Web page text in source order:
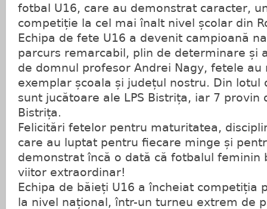
fotbal U16, care au demonstrat caracter,
competiție la cel mai înalt nivel școlar din
Echipa de fete U16 a devenit campioană
parcurs remarcabil, plin de determinare și
de domnul profesor Andrei Nagy, fetele au
exemplar școala și județul nostru. Din lotul
sunt jucătoare ale LPS Bistrița, iar 7 provin
Bistrița.
Felicitări fetelor pentru maturitatea,
care au luptat pentru fiecare minge și
demonstrat încă o dată că fotbalul feminin
viitor extraordinar!
Echipa de băieți U16 a încheiat competiția
la nivel național, într-un turneu extrem de